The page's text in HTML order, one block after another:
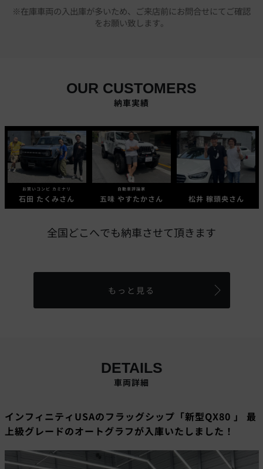
※在庫車両の入出庫が多いため、ご来店前にお問合せにてご確認
をお願い致します。
OUR CUSTOMERS
納車実績
お笑いコンビ カミナリ
石田 たくみさん
自動車評論家
五味 やすたかさん 松井 稼頭央さん
全国どこへでも納車させて頂きます
もっと見る
DETAILS
車両詳細
インフィニティUSAのフラッグシップ「新型QX80 」 最
上級グレードのオートグラフが入庫いたしました！